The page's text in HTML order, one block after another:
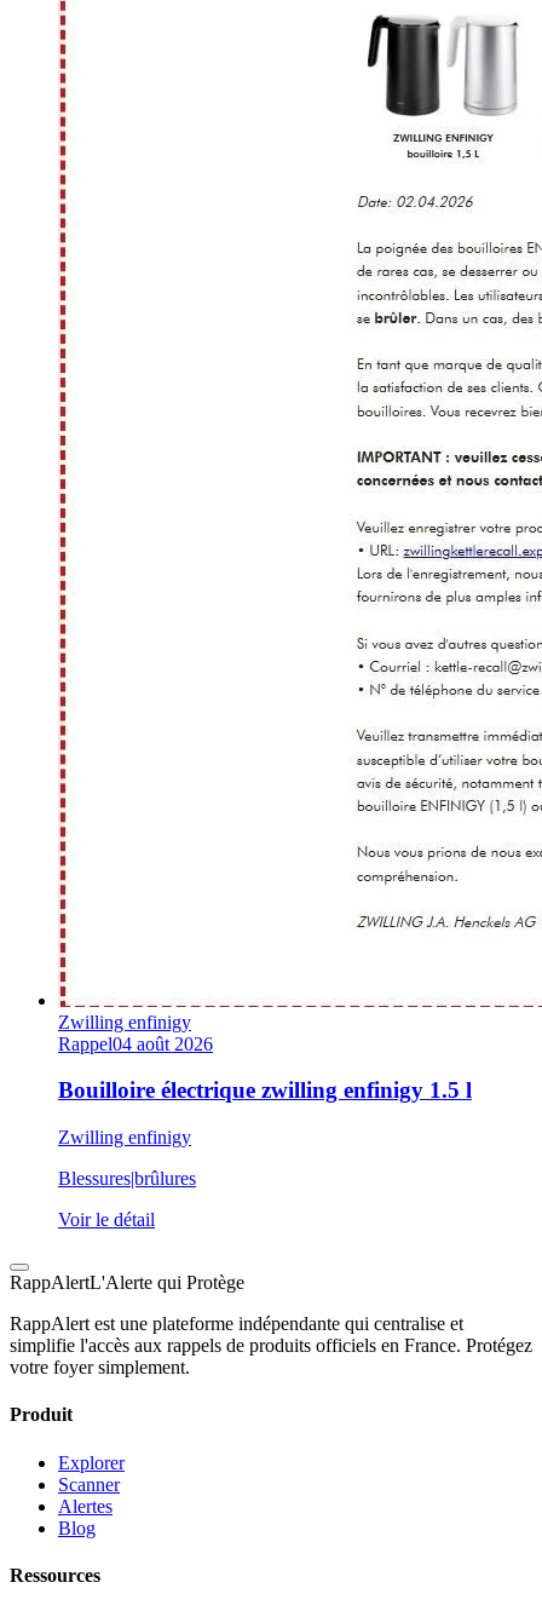
Zwilling enfinigy
Rappel04 août 2026
Bouilloire électrique zwilling enfinigy 1.5 l
Zwilling enfinigy
Blessures|brûlures
Voir le détail
RappAlertL'Alerte qui Protège
RappAlert est une plateforme indépendante qui centralise et
simplifie l'accès aux rappels de produits officiels en France. Protégez
votre foyer simplement.
Produit
Explorer
Scanner
Alertes
Blog
Ressources